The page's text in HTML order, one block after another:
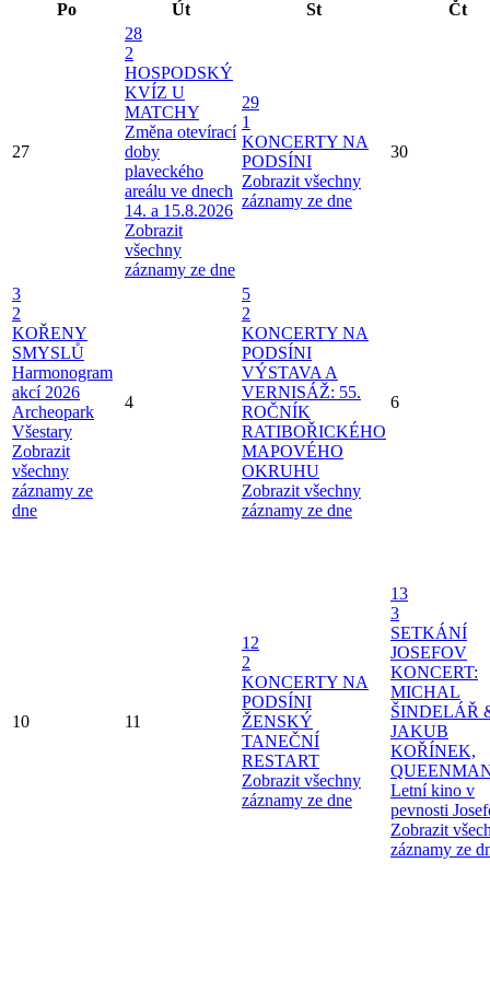
Po Út St Čt
27
28
2
HOSPODSKÝ
KVÍZ U
MATCHY
Změna otevírací
doby
plaveckého
areálu ve dnech
14. a 15.8.2026
Zobrazit
všechny
záznamy ze dne
29
1
KONCERTY NA
PODSÍNI
Zobrazit všechny
záznamy ze dne
30
3
2
KOŘENY
SMYSLŮ
Harmonogram
akcí 2026
Archeopark
Všestary
Zobrazit
všechny
záznamy ze
dne
4
5
2
KONCERTY NA
PODSÍNI
VÝSTAVA A
VERNISÁŽ: 55.
ROČNÍK
RATIBOŘICKÉHO
MAPOVÉHO
OKRUHU
Zobrazit všechny
záznamy ze dne
6
10 11
12
2
KONCERTY NA
PODSÍNI
ŽENSKÝ
TANEČNÍ
RESTART
Zobrazit všechny
záznamy ze dne
13
3
SETKÁNÍ
JOSEFOV
KONCERT:
MICHAL
ŠINDELÁŘ
JAKUB
KOŘÍNEK,
Letní kino v
pevnosti
Zobrazit
záznamy ze